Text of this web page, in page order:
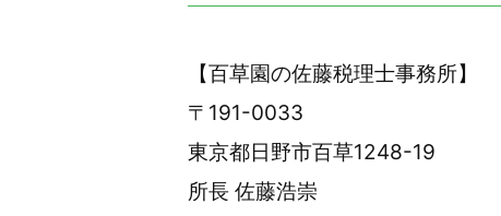
【百草園の佐藤税理士事務所】
〒191-0033
東京都日野市百草1248-19
所長 佐藤浩崇